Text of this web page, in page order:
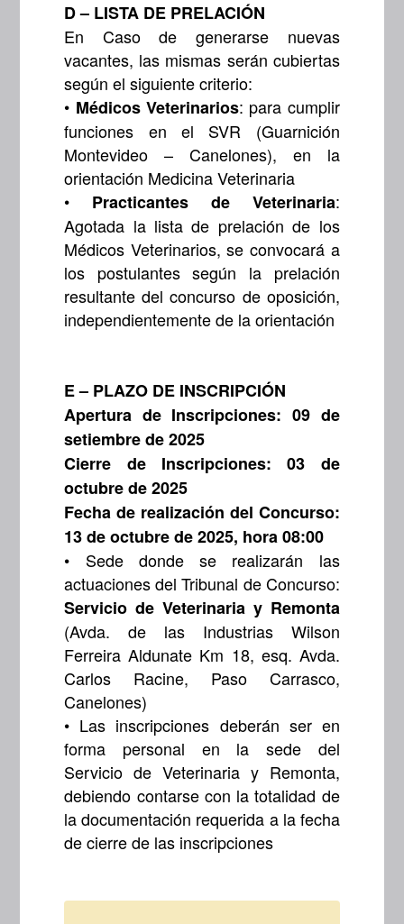
D – LISTA DE PRELACIÓN
En Caso de generarse nuevas
vacantes, las mismas serán cubiertas
según el siguiente criterio:
• Médicos Veterinarios: para cumplir
funciones en el SVR (Guarnición
Montevideo – Canelones), en la
orientación Medicina Veterinaria
• Practicantes de Veterinaria:
Agotada la lista de prelación de los
Médicos Veterinarios, se convocará a
los postulantes según la prelación
resultante del concurso de oposición,
independientemente de la orientación
E – PLAZO DE INSCRIPCIÓN
Apertura de Inscripciones: 09 de
setiembre de 2025
Cierre de Inscripciones: 03 de
octubre de 2025
Fecha de realización del Concurso:
13 de octubre de 2025, hora 08:00
• Sede donde se realizarán las
actuaciones del Tribunal de Concurso:
Servicio de Veterinaria y Remonta
(Avda. de las Industrias Wilson
Ferreira Aldunate Km 18, esq. Avda.
Carlos Racine, Paso Carrasco,
Canelones)
• Las inscripciones deberán ser en
forma personal en la sede del
Servicio de Veterinaria y Remonta,
debiendo contarse con la totalidad de
la documentación requerida a la fecha
de cierre de las inscripciones